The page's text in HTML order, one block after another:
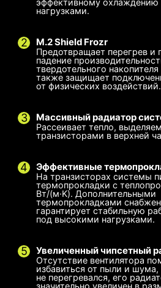
эффективному
нагрузками.
M.2 Shield Frozr
Предотвращает перегрев и
падение
твердотельного
также защищает
от физических воздействий.
Массивный радиатор
Рассеивает тепло,
транзисторами в верхней
Эффективные
На транзисторах системы
термопрокладки с
Вт/(м·K). Дополнительными
термопрокладками
гарантирует стабильную
под высокими нагрузками.
Увеличенный чипсетный
Отсутствие вентилятора
избавиться от пыли и шума,
не перегревался, его
Для
процессорного
кулера
Несколько
Сохраните до 5
Smart Fan и
Smart
Дает возможность
корректировать
Manual
Позволяет пользователям
температуру на
Пользовательская
Настройка в
Отрегулируйте
соответствии с
Настройка в
Отрегулируйте настройки
Настройка